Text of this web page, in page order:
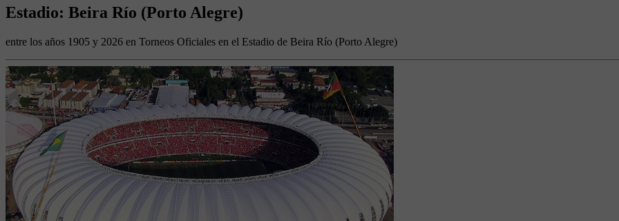
Estadio: Beira Río (Porto Alegre)
entre los años 1905 y 2026 en Torneos Oficiales en el Estadio de Beira Río (Porto Alegre)